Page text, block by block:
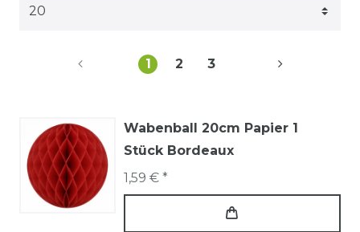
1 2 3
Wabenball 20cm Papier 1
Stück Bordeaux
1,59 € *